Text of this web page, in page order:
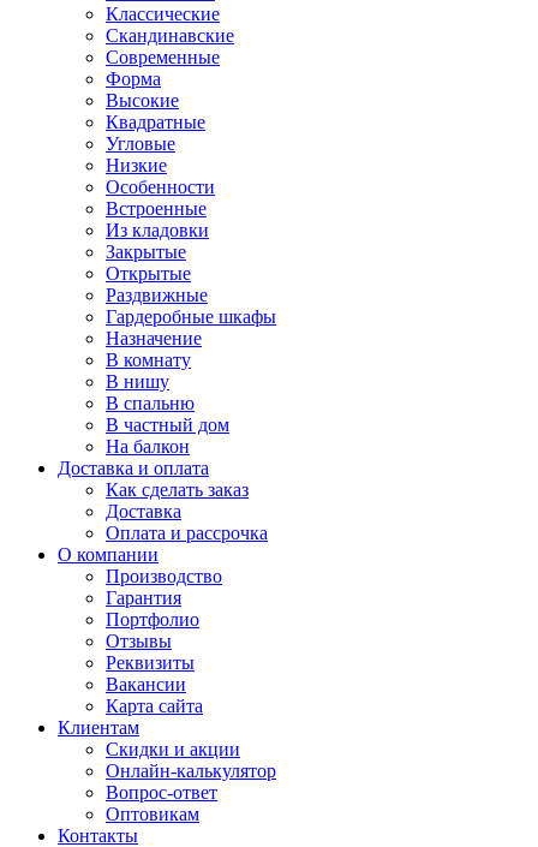
Классические
Скандинавские
Современные
Форма
Высокие
Квадратные
Угловые
Низкие
Особенности
Встроенные
Из кладовки
Закрытые
Открытые
Раздвижные
Гардеробные шкафы
Назначение
В комнату
В нишу
В спальню
В частный дом
На балкон
Доставка и оплата
Как сделать заказ
Доставка
Оплата и рассрочка
О компании
Производство
Гарантия
Портфолио
Отзывы
Реквизиты
Вакансии
Карта сайта
Клиентам
Скидки и акции
Онлайн-калькулятор
Вопрос-ответ
Оптовикам
Контакты